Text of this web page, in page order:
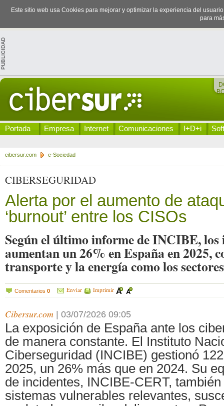
Este sitio web usa Cookies para mejorar y optimizar la experiencia del
para
Portada Empresa Internet Comunicaciones I+D+i
cibersur.com e-Sociedad
CIBERSEGURIDAD
Alerta por el aumento de
‘burnout’ entre los CISOs
Según el último informe de INCIBE, los
aumentan un 26% en España en 2025,
transporte y la energía como los
Comentarios 0 Enviar Imprimir
Cibersur.com 03/07/2026 09:05
La exposición de España ante los
de manera constante. El Instituto
Ciberseguridad (INCIBE) gestionó
2025, un 26% más que en 2024. Su
de incidentes, INCIBE-CERT,
sistemas vulnerables relevantes,